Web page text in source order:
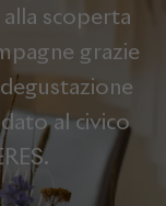
scoperta
grazie
al civico